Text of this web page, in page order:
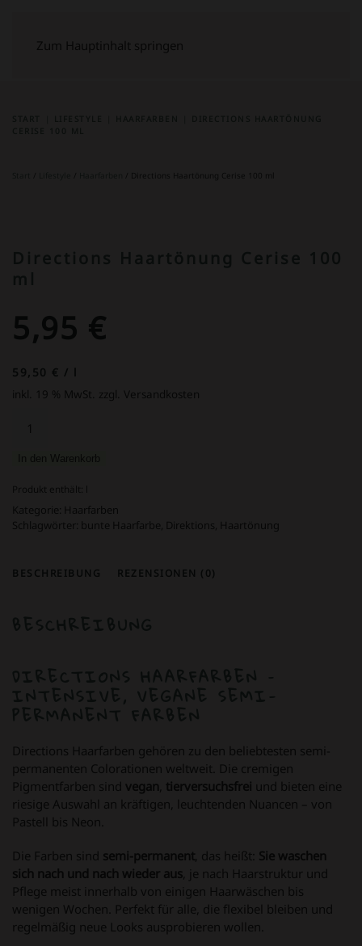
Zum Hauptinhalt springen
/ Directions Haartönung Cerise 100 ml
5,95 €
59,50 € /
inkl. 19 % MwSt.
zzgl. Versandkosten
Haartönung
ml
Menge
In den Warenkorb
Produkt enthält: l
Kategorie:
Haarfarben
Schlagwörter: bunte Haarfarbe Direktions Haartönung
BESCHREIBUNG REZENSIONEN (0)
Directions Haarfarben gehören zu den beliebtesten semi-
permanenten Colorationen weltweit. Die cremigen
Pigmentfarben sind vegan tierversuchsfrei und bieten eine
riesige Auswahl an kräftigen, leuchtenden Nuancen – von
Pastell bis Neon.
Die Farben sind semi-permanent , das heißt: Sie waschen
sich nach und nach wieder aus , je nach Haarstruktur und
Pflege meist innerhalb von einigen Haarwäschen bis
wenigen Wochen. Perfekt für alle, die flexibel bleiben und
regelmäßig neue Looks ausprobieren wollen.